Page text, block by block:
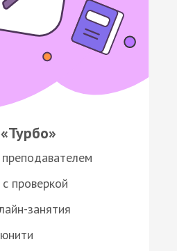
проверкой
занятия